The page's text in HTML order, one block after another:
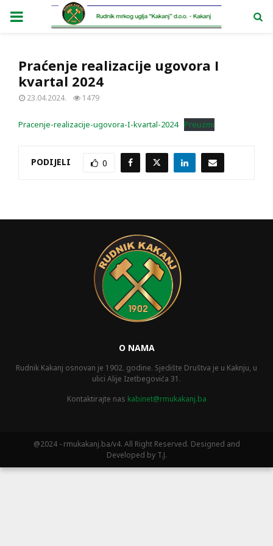
PRIMARY
Praćenje realizacije ugovora I
kvartal 2024
23.04.2024. 1479
Pracenje-realizacije-ugovora-I-kvartal-2024 Preuzmi
PODIJELI 0
O NAMA
Rudnik Kakanj osnovan je 1902. godine. Sjedište Društva je u Kaknju, u
ulici Alije Izetbegovića 31.
Kontaktirajte nas kabinet@rmukakanj.ba
@2024 - rmukakanj.ba/v4. All Right Reserved. Designed and
Developed by T.J.